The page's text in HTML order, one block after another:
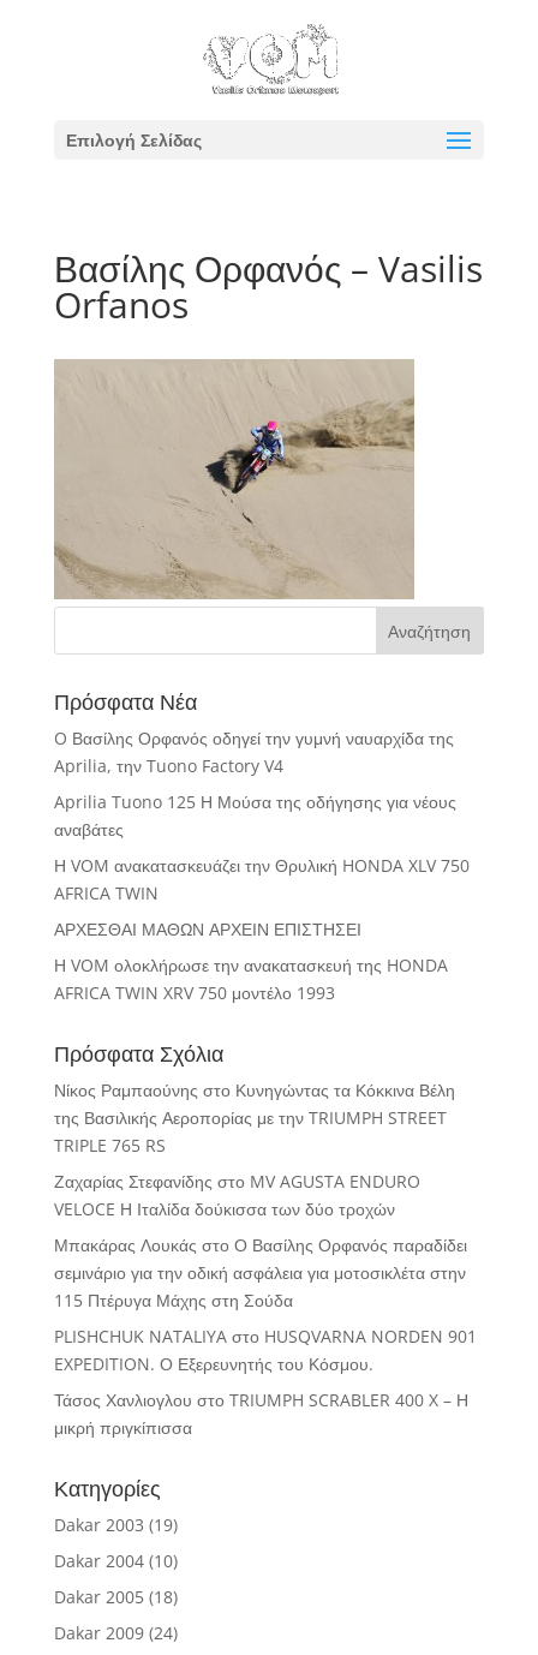
Επιλογή Σελίδας
Βασίλης Ορφανός – Vasilis
Orfanos
Πρόσφατα Νέα
O Βασίλης Ορφανός οδηγεί την γυμνή ναυαρχίδα της
Aprilia, την Tuono Factory V4
Aprilia Tuono 125 Η Μούσα της οδήγησης για νέους
αναβάτες
Η VOM ανακατασκευάζει την Θρυλική HONDA XLV 750
AFRICA TWIN
ΑΡΧΕΣΘΑΙ ΜΑΘΩΝ ΑΡΧΕΙΝ ΕΠΙΣΤΗΣΕΙ
Η VOM ολοκλήρωσε την ανακατασκευή της HONDA
AFRICA TWIN XRV 750 μοντέλο 1993
Πρόσφατα Σχόλια
Νίκος Ραμπαούνης στο Κυνηγώντας τα Κόκκινα Βέλη
της Βασιλικής Αεροπορίας με την TRIUMPH STREET
TRIPLE 765 RS
Ζαχαρίας Στεφανίδης στο MV AGUSTA ENDURO
VELOCE Η Ιταλίδα δούκισσα των δύο τροχών
Μπακάρας Λουκάς στο Ο Βασίλης Ορφανός παραδίδει
σεμινάριο για την οδική ασφάλεια για μοτοσικλέτα στην
115 Πτέρυγα Μάχης στη Σούδα
PLISHCHUK NATALIYAστο HUSQVARNA NORDEN 901
EXPEDITION. Ο Εξερευνητής του Κόσμου.
Τάσος Χανλιογλου στο TRIUMPH SCRABLER 400 X – Η
μικρή πριγκίπισσα
Κατηγορίες
Dakar 2003 (19)
Dakar 2004(10)
Dakar 2005(18)
Dakar 2009(24)